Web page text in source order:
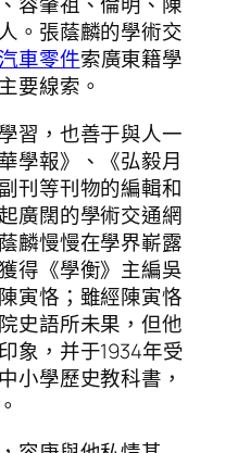
。張蔭麟的學術交
車零件索廣東籍學
要線索。
習，也善于與人一
學報》、《弘毅月
刊等刊物的編輯和
廣闊的學術交通網
麟慢慢在學界嶄露
得《學衡》主編吳
寅恪；雖經陳寅恪
史語所未果，但他
象，并于1934年受
小學歷史教科書，